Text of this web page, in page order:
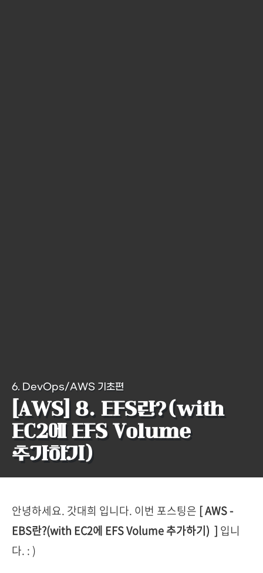
6. DevOps/AWS 기초편
[AWS] 8. EFS란?(with
EC2에 EFS Volume
추가하기)
안녕하세요. 갓대희 입니다. 이번 포스팅은 [ AWS -
EBS란?(with EC2에 EFS Volume 추가하기) ] 입니
다. : )